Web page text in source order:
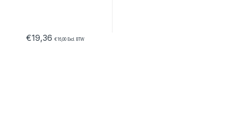
€19,36 €16,00Excl. BTW